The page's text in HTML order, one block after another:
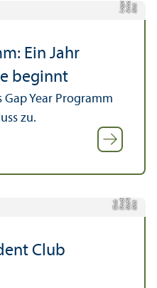
Bil
d:
A
n
n
aL
o
g
u
e
Ein Jahr
beginnt
Gap Year Programm
zu.
Bil
d:
M
a
F
A
TS
t
u
d
e
n
t Cl
u
b
Club